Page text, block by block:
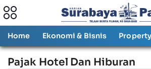
Home Ekonomi & Bisnis Property
Pajak Hotel Dan Hiburan